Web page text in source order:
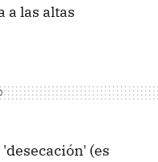
a las altas
(es